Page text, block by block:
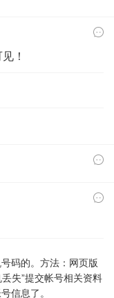
！
码的。方法：网页版
失”提交帐号相关资料
信息了。